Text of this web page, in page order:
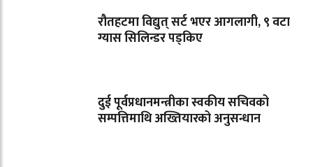
रौतहटमा विद्युत् सर्ट भएर आगलागी, ९ वटा
ग्यास सिलिन्डर पड्किए
दुई पूर्वप्रधानमन्त्रीका स्वकीय सचिवको
सम्पत्तिमाथि अख्तियारको अनुसन्धान